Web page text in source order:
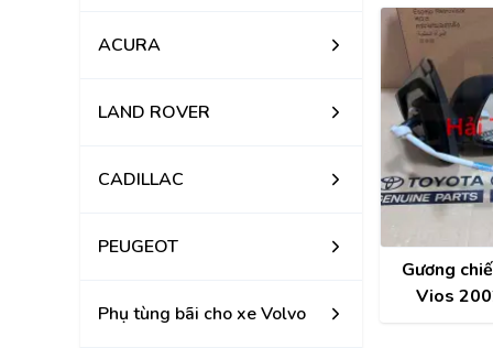
ACURA
LAND ROVER
CADILLAC
PEUGEOT
Phụ tùng bãi cho xe Volvo
Gương
Vios